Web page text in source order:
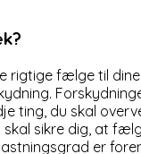
rigtige fælge til
ting, du skal
sikre dig, at
er